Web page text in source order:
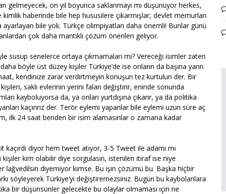
on yıl boyunca saklanmayı mı düşünüyor herkes,
haberinde bile hep hususilere çıkarmışlar, devlet memurları
ayarlayan bile yok. Türkçe olimpiyatları daha önemli! Bunlar günü
çok daha mantıklı çözüm önerileri geliyor.
susup senelerce ortaya çıkmamaları mı? Vereceği isimler zaten
böyle üst düzey kişiler Türkiye’de ise onların da başına yarın
kendinize zarar verdirtmeyin konuşun tez kurtulun der. Bir
saklı evlerinin yerini falan değiştirir, eninde sonunda
kayboluyorsa da, ya onları yurtdışına çıkarır, ya da politika
kaçırırız der. Terör eylemi yapanlar bile eylemi uzun süre aç
ilk 24 saat benden bir isim alamasınlar o zamana kadar
diyor hem tweet atıyor, 3-5 Tweet ile adamı mı
kişiler kim olabilir diye sorgulasın, istenilen itiraf ise niye
lağvedilsin diyemiyor kimse. Bu işin çözümü bu. Başka hiçbir
söyleyerek Türkiye’yi değiştiremezsiniz. Bugün bu kaybolanlara
bir düşünsünler gelecekte bu olaylar olmaması için ne